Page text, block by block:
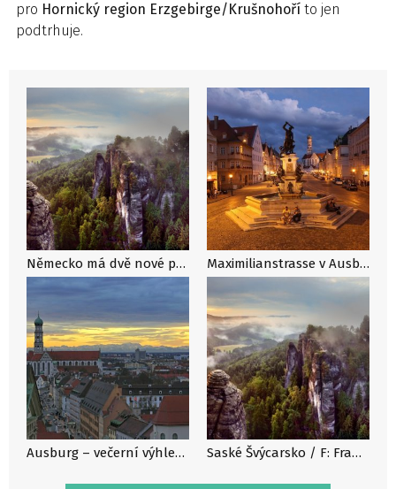
pro Hornický region Erzgebirge/Krušnohoří to jen
podtrhuje.
Německo má dvě nové památky zapsané na seznam světového dědictví UNESCO Maximilianstrasse v Ausburgu v podvečer / F: Reinhard Paland
Ausburg – večerní výhled na Alpy / F: Norbert Liesz Saské Švýcarsko / F: Francesco Carovilano